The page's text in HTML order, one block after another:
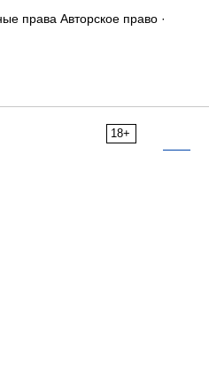
права Авторское право ·
18+